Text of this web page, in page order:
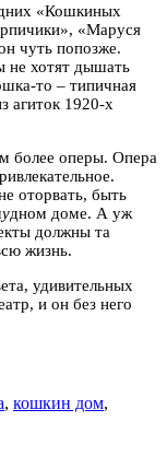
«Кошкиных
«Маруся
чуть попозже.
не хотят дышать
то – типичная
агиток 1920-х
более оперы. Опера
оторвать, быть
удном доме. А уж
должны та
жизнь.
удивительных
и он без него
, кошкин дом,